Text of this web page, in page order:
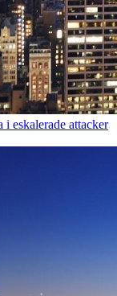
eskalerade attacker